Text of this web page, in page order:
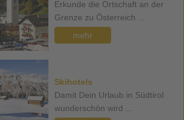
Erkunde die Ortschaft an der
Grenze zu Österreich ...
mehr
Skihotels
Damit Dein Urlaub in Südtirol
wunderschön wird ...